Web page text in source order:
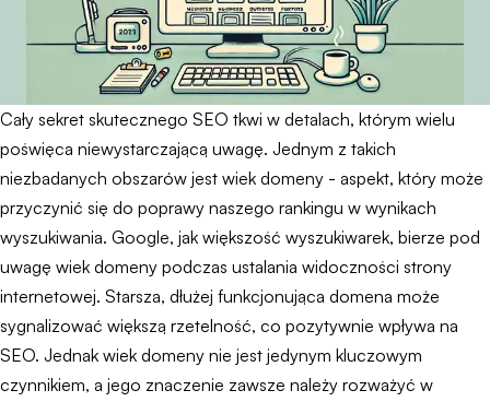
Cały sekret skutecznego SEO tkwi w detalach, którym wielu
poświęca niewystarczającą uwagę. Jednym z takich
niezbadanych obszarów jest wiek domeny - aspekt, który może
przyczynić się do poprawy naszego rankingu w wynikach
wyszukiwania. Google, jak większość wyszukiwarek, bierze pod
uwagę wiek domeny podczas ustalania widoczności strony
internetowej. Starsza, dłużej funkcjonująca domena może
sygnalizować większą rzetelność, co pozytywnie wpływa na
SEO. Jednak wiek domeny nie jest jedynym kluczowym
czynnikiem, a jego znaczenie zawsze należy rozważyć w